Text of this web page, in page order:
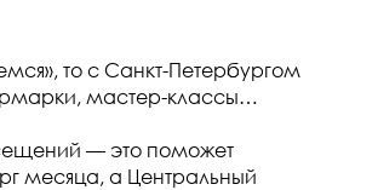
то с Санкт-Петербургом
мастер-классы…
— это поможет
месяца, а Центральный